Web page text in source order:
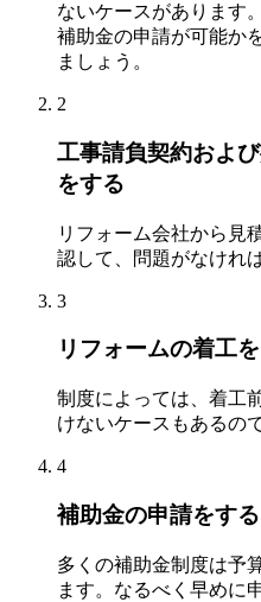
ないケースがあります
補助金の申請が可能か
ましょう。
2
工事請負契約およ
をする
リフォーム会社から見
認して、問題がなけれ
3
リフォームの着工
制度によっては、着工
けないケースもあるの
4
補助金の申請をする
多くの補助金制度は予
ます。なるべく早めに